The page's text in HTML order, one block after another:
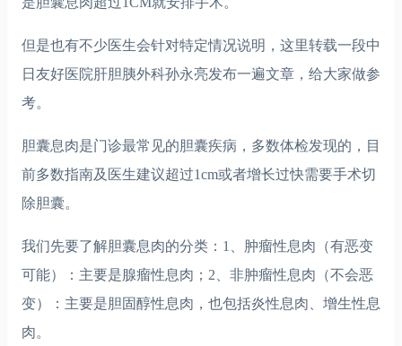
但是也有不少医生会针对特定情况说明，这里转载一段中
日友好医院肝胆胰外科孙永亮发布一遍文章，给大家做参
考。
胆囊息肉是门诊最常见的胆囊疾病，多数体检发现的，目
前多数指南及医生建议超过1cm或者增长过快需要手术切
除胆囊。
我们先要了解胆囊息肉的分类：1、肿瘤性息肉（有恶变
可能）：主要是腺瘤性息肉；2、非肿瘤性息肉（不会恶
变）：主要是胆固醇性息肉，也包括炎性息肉、增生性息
肉。